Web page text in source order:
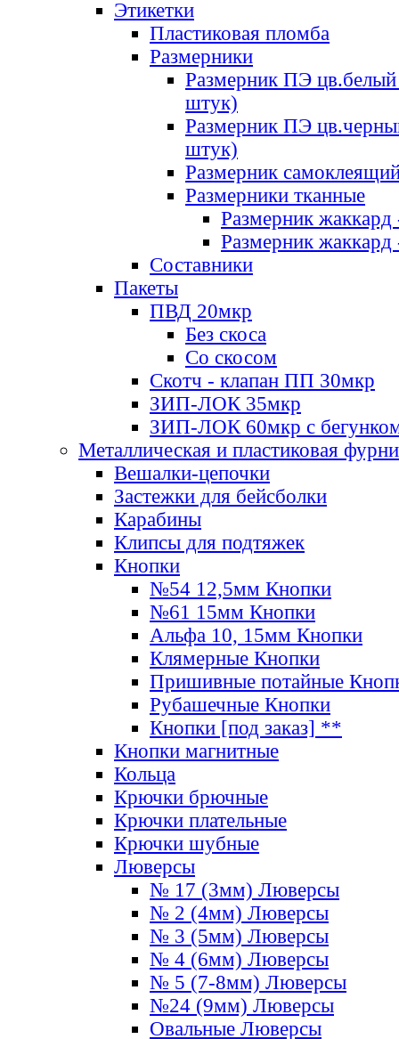
Этикетки
Пластиковая пломба
Размерники
Размерник ПЭ цв.белый
штук)
Размерник ПЭ
штук)
Размерник
Размерники тканные
Размерник
Размерник
Составники
Пакеты
ПВД 20мкр
Без скоса
Со скосом
Скотч - клапан ПП 30мкр
ЗИП-ЛОК 35мкр
ЗИП-ЛОК 60мкр с
Металлическая и пластиковая
Вешалки-цепочки
Застежки для бейсболки
Карабины
Клипсы для подтяжек
Кнопки
№54 12,5мм Кнопки
№61 15мм Кнопки
Альфа 10, 15мм Кнопки
Клямерные Кнопки
Пришивные потайные
Рубашечные Кнопки
Кнопки [под заказ] **
Кнопки магнитные
Кольца
Крючки брючные
Крючки плательные
Крючки шубные
Люверсы
№ 17 (3мм) Люверсы
№ 2 (4мм) Люверсы
№ 3 (5мм) Люверсы
№ 4 (6мм) Люверсы
№ 5 (7-8мм) Люверсы
№24 (9мм) Люверсы
Овальные Люверсы